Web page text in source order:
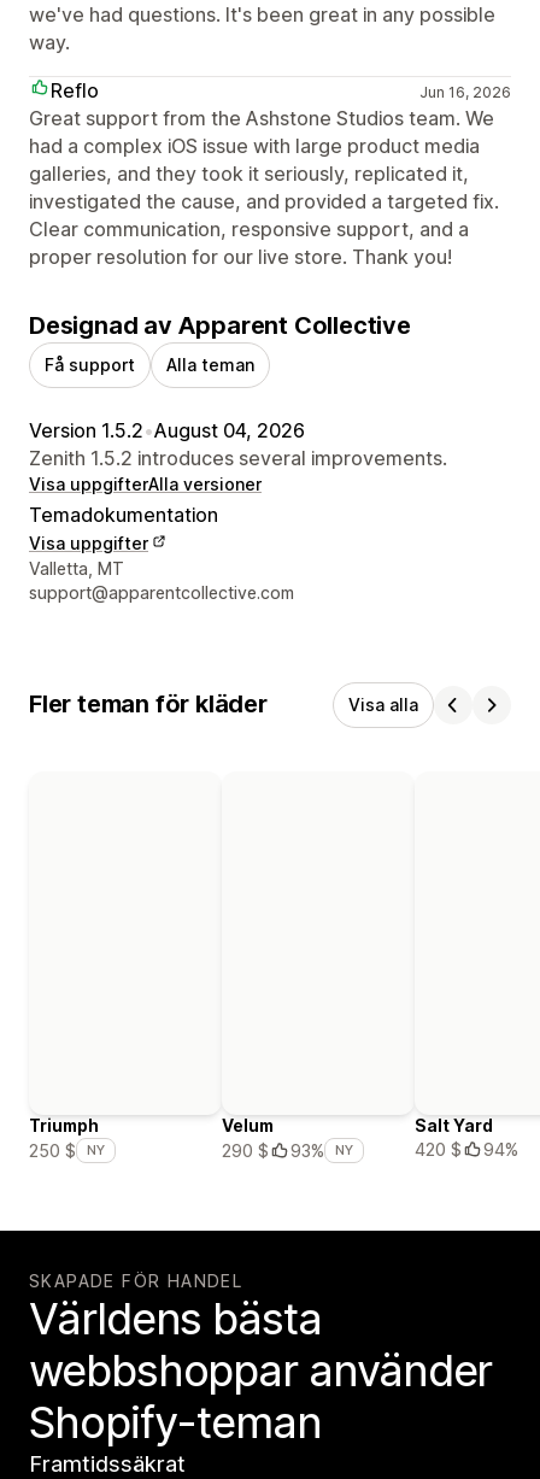
we've had questions. It's been great in any possible
way.
Reflo
Jun 16, 2026
Great support from the Ashstone Studios team. We
had a complex iOS issue with large product media
galleries, and they took it seriously, replicated it,
investigated the cause, and provided a targeted fix.
Clear communication, responsive support, and a
proper resolution for our live store. Thank you!
Designad av Apparent Collective
Få support Alla teman
Version 1.5.2•August 04, 2026
Zenith 1.5.2 introduces several improvements.
Visa uppgifterAlla versioner
Temadokumentation
Visa uppgifter
Designerns kontaktuppgifter
Valletta, MT
support@apparentcollective.com
Fler teman för kläder Visa alla
Triumph
250 $
NY
Velum
290 $
93% NY
Salt Yard
420 $
94%
SKAPADE FÖR HANDEL
Världens bästa
webbshoppar använder
Shopify-teman
Framtidssäkrat